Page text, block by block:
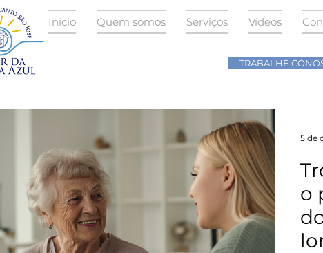
Início Quem somos Serviços Vídeos
TRABALHE
o
5 de